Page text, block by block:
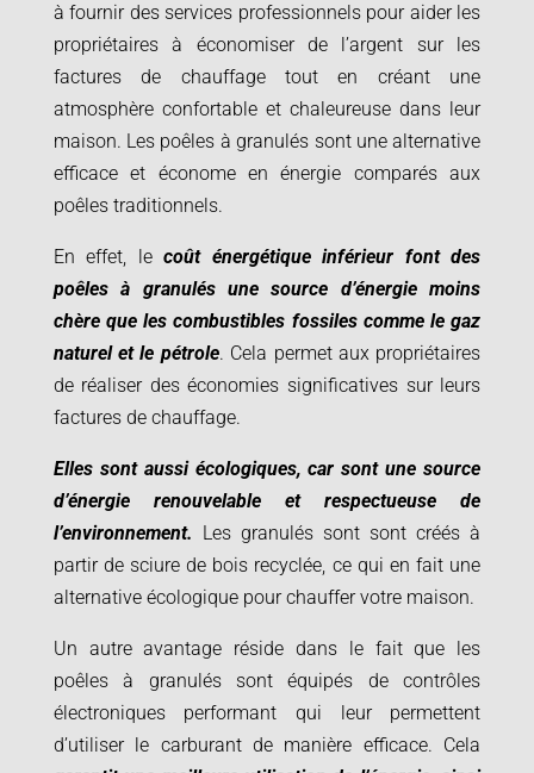
à fournir des services professionnels pour aider les
propriétaires à économiser de l’argent sur les
factures de chauffage tout en créant une
atmosphère confortable et chaleureuse dans leur
maison. Les poêles à granulés sont une alternative
efficace et économe en énergie comparés aux
poêles traditionnels.
En effet, lecoût énergétique inférieur font des
poêles à granulés une source d’énergie moins
chère que les combustibles fossiles comme le gaz
naturel et le pétrole. Cela permet aux propriétaires
de réaliser des économies significatives sur leurs
factures de chauffage.
Elles sont aussi écologiques, car sont une source
d’énergie renouvelable et respectueuse de
l’environnement. Les granulés sont sont créés à
partir de sciure de bois recyclée, ce qui en fait une
alternative écologique pour chauffer votre maison.
Un autre avantage réside dans le fait que les
poêles à granulés sont équipés de contrôles
électroniques performant qui leur permettent
d’utiliser le carburant de manière efficace. Cela